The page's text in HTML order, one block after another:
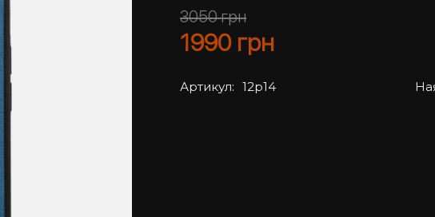
3050грн
1990 грн
Артикул: 12p14